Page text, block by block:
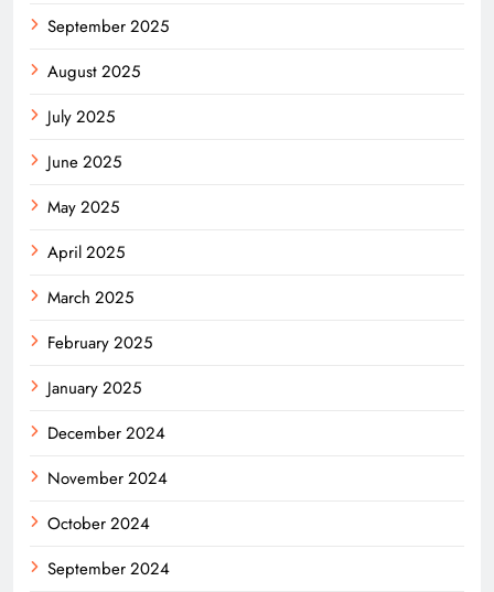
September 2025
August 2025
July 2025
June 2025
May 2025
April 2025
March 2025
February 2025
January 2025
December 2024
November 2024
October 2024
September 2024